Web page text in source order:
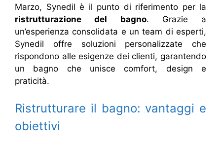
Marzo, Synedil è il punto di riferimento per la
ristrutturazione del bagno. Grazie a
un’esperienza consolidata e un team di esperti,
Synedil offre soluzioni personalizzate che
rispondono alle esigenze dei clienti, garantendo
un bagno che unisce comfort, design e
praticità.
Ristrutturare il bagno: vantaggi e
obiettivi